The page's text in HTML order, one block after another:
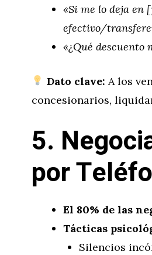
«Si me lo deja en
efectivo/
«¿Qué descuento
Dato clave: A los
concesionarios,
5.
por
El 80% de las
Tácticas
Silencios